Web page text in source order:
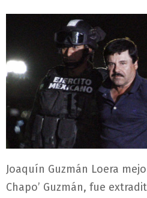
Joaquín Guzmán Loera
Chapo’ Guzmán, fue